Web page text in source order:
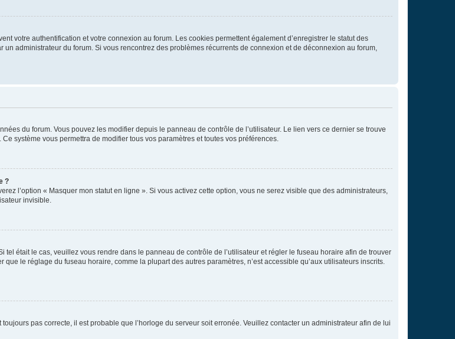
votre authentification et votre connexion au forum. Les cookies permettent également d’enregistrer le statut des
administrateur du forum. Si vous rencontrez des problèmes récurrents de connexion et de déconnexion au forum,
du forum. Vous pouvez les modifier depuis le panneau de contrôle de l’utilisateur. Le lien vers ce dernier se trouve
système vous permettra de modifier tous vos paramètres et toutes vos préférences.
?
l’option « Masquer mon statut en ligne ». Si vous activez cette option, vous ne serez visible que des administrateurs,
invisible.
était le cas, veuillez vous rendre dans le panneau de contrôle de l’utilisateur et régler le fuseau horaire afin de trouver
le réglage du fuseau horaire, comme la plupart des autres paramètres, n’est accessible qu’aux utilisateurs inscrits.
pas correcte, il est probable que l’horloge du serveur soit erronée. Veuillez contacter un administrateur afin de lui